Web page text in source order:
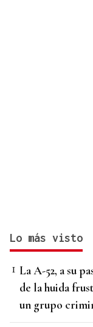
Lo más visto
La A-52, a su
de la huida
un grupo